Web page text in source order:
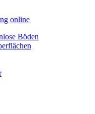
online
Böden